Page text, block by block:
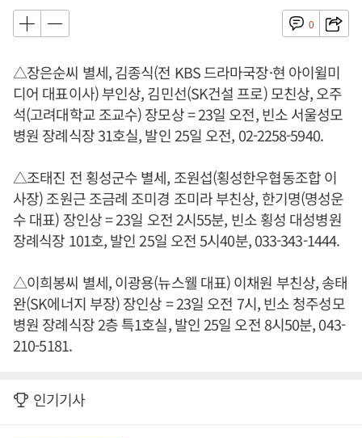
0
△장은순씨 별세, 김종식(전 KBS 드라마국장·현 아이윌미
디어 대표이사) 부인상, 김민선(SK건설 프로) 모친상, 오주
석(고려대학교 조교수) 장모상 = 23일 오전, 빈소 서울성모
병원 장례식장 31호실, 발인 25일 오전, 02-2258-5940.
△조태진 전 횡성군수 별세, 조원섭(횡성한우협동조합 이
사장) 조원근 조금례 조미경 조미라 부친상, 한기명(명성운
수 대표) 장인상 = 23일 오전 2시55분, 빈소 횡성 대성병원
장례식장 101호, 발인 25일 오전 5시40분, 033-343-1444.
△이희봉씨 별세, 이광용(뉴스웰 대표) 이채원 부친상, 송태
완(SK에너지 부장) 장인상 = 23일 오전 7시, 빈소 청주성모
병원 장례식장 2층 특1호실, 발인 25일 오전 8시50분, 043-
210-5181.
인기기사